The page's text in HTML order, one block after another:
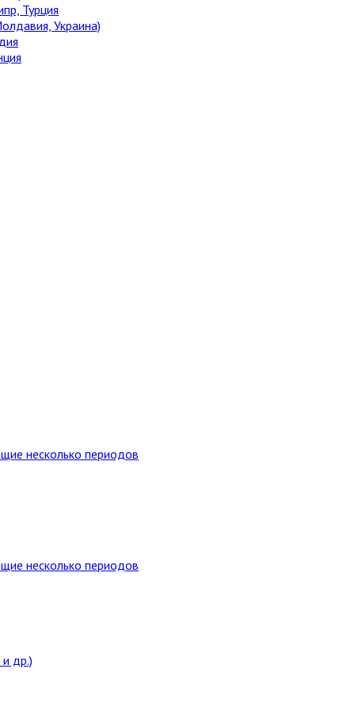
Турция
Украина)
несколько периодов
несколько периодов
др.)